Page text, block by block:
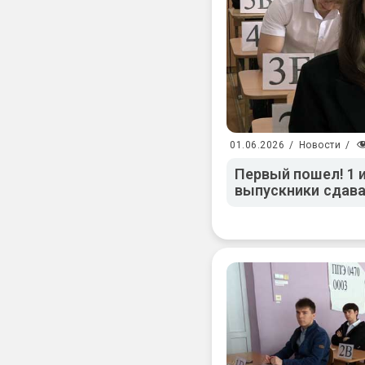
01.06.2026 / Новости /
Первый пошел! 1
выпускники